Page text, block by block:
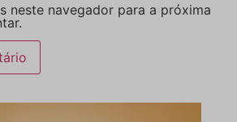
neste navegador para a próxima